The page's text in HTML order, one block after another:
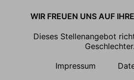
WIR FREUEN UNS AUF
Dieses Stellenangebot
Geschlechter.
Impressum